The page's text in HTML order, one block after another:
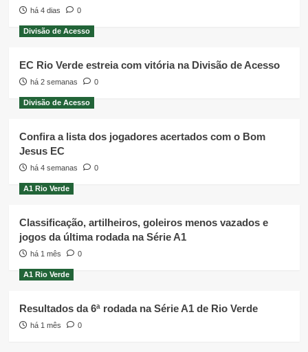
há 4 dias 0
Divisão de Acesso
EC Rio Verde estreia com vitória na Divisão de Acesso
há 2 semanas 0
Divisão de Acesso
Confira a lista dos jogadores acertados com o Bom
Jesus EC
há 4 semanas 0
A1 Rio Verde
Classificação, artilheiros, goleiros menos vazados e
jogos da última rodada na Série A1
há 1 mês 0
A1 Rio Verde
Resultados da 6ª rodada na Série A1 de Rio Verde
há 1 mês 0